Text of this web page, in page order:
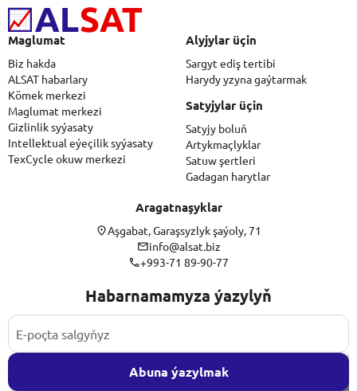
Maglumat
Biz hakda
ALSAT habarlary
Kömek merkezi
Maglumat merkezi
Gizlinlik syýasaty
Intellektual eýeçilik syýasaty
TexCycle okuw merkezi
Alyjylar üçin
Sargyt ediş tertibi
Harydy yzyna gaýtarmak
Satyjylar üçin
Satyjy boluň
Artykmaçlyklar
Satuw şertleri
Gadagan harytlar
Aragatnaşyklar
Aşgabat, Garaşsyzlyk şaýoly, 71
info@alsat.biz
+993-71 89-90-77
Habarnamamyza ýazylyň
Abuna ýazylmak